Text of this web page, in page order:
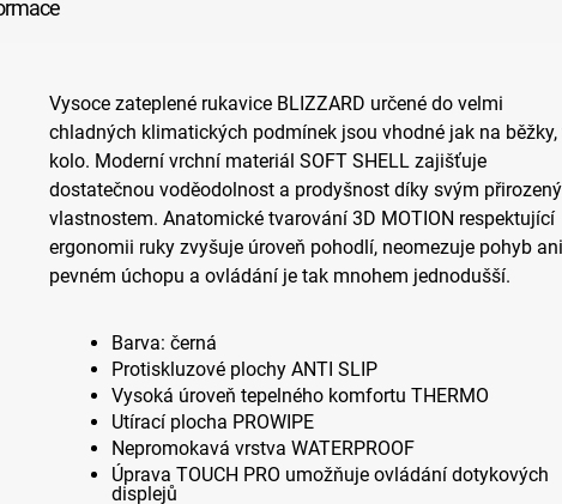
Vysoce zateplené rukavice BLIZZARD určené do velmi
chladných klimatických podmínek jsou vhodné jak na běžky,
kolo. Moderní vrchní materiál SOFT SHELL zajišťuje
dostatečnou voděodolnost a prodyšnost díky svým
vlastnostem. Anatomické tvarování 3D MOTION respektující
ergonomii ruky zvyšuje úroveň pohodlí, neomezuje pohyb
pevném úchopu a ovládání je tak mnohem jednodušší.
Barva: černá
Protiskluzové plochy ANTI SLIP
Vysoká úroveň tepelného komfortu THERMO
Utírací plocha PROWIPE
Nepromokavá vrstva WATERPROOF
Úprava TOUCH PRO umožňuje ovládání dotykových
displejů